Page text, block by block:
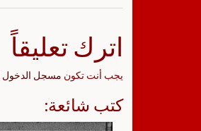
اترك تعليقاً
يجب أنت تكون مسجل الدخول
كتب شائعة: